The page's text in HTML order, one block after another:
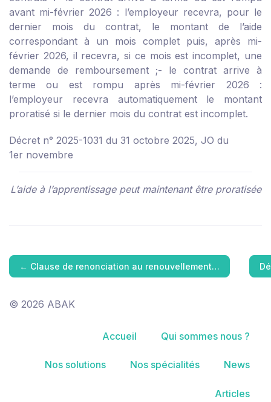
avant mi-février 2026 : l’employeur recevra, pour le
dernier mois du contrat, le montant de l’aide
correspondant à un mois complet puis, après mi-
février 2026, il recevra, si ce mois est incomplet, une
demande de remboursement ;- le contrat arrive à
terme ou est rompu après mi-février 2026 :
l’employeur recevra automatiquement le montant
proratisé si le dernier mois du contrat est incomplet.
Décret n° 2025-1031 du 31 octobre 2025, JO du
1er novembre
L’aide à l’apprentissage peut maintenant être proratisée
← Clause de renonciation au renouvellement…
© 2026 ABAK
Accueil Qui sommes nous ?
Nos solutions Nos spécialités News
Articles